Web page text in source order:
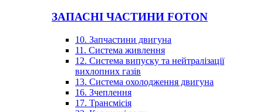
ЗАПАСНІ ЧАСТИНИ FOTON
10. Запчастини двигуна
11. Система живлення
12. Система випуску та нейтралізації
вихлопних газів
13. Система охолодження двигуна
16. Зчеплення
17. Трансмісія